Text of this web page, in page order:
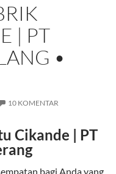
| PT
•
10 KOMENTAR
Cikande | PT
bagi Anda yang